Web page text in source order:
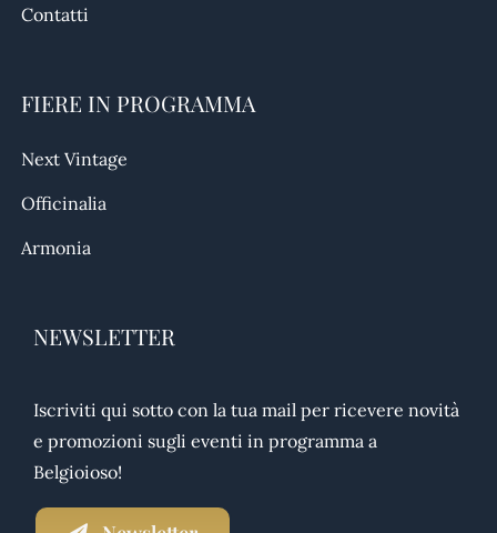
Contatti
FIERE IN PROGRAMMA
Next Vintage
Officinalia
Armonia
NEWSLETTER
Iscriviti qui sotto con la tua mail per ricevere novità
e promozioni sugli eventi in programma a
Belgioioso!